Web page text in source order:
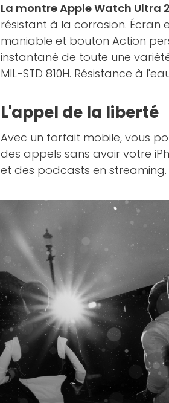
La montre Apple Watch Ultra 2
résistant à la corrosion. Écran
maniable et bouton Action
instantané de toute une
MIL-STD 810H. Résistance à
L'appel de la liberté
Avec un forfait mobile, vous
des appels sans avoir votre
et des podcasts en streaming.